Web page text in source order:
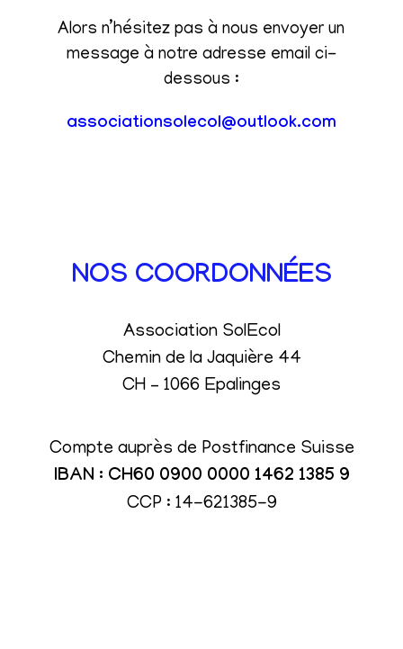
Alors n’hésitez pas à nous envoyer un
message à notre adresse email ci-
dessous :
associationsolecol@outlook.com
NOS COORDONNÉES
Association SolEcol
Chemin de la Jaquière 44
CH – 1066 Epalinges
Compte auprès de Postfinance Suisse
IBAN : CH60 0900 0000 1462 1385 9
CCP : 14-621385-9